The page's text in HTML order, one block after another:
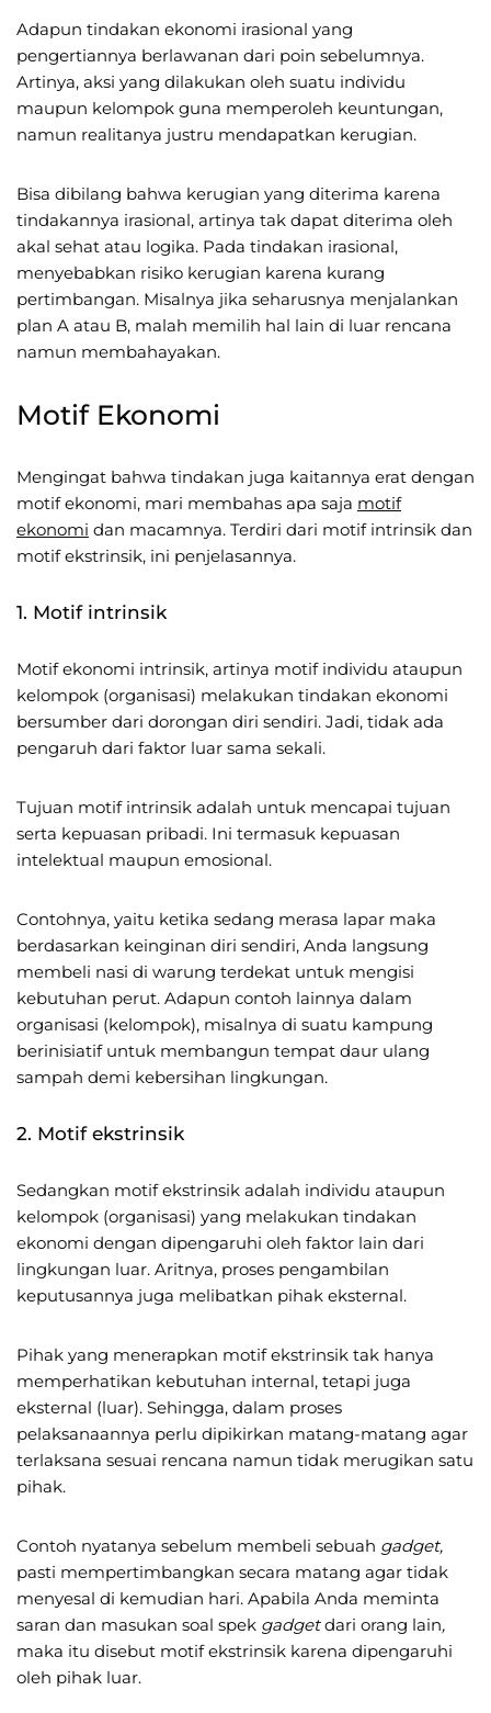
Adapun tindakan ekonomi irasional yang
pengertiannya berlawanan dari poin sebelumnya.
Artinya, aksi yang dilakukan oleh suatu individu
maupun kelompok guna memperoleh keuntungan,
namun realitanya justru mendapatkan kerugian.
Bisa dibilang bahwa kerugian yang diterima karena
tindakannya irasional, artinya tak dapat diterima oleh
akal sehat atau logika. Pada tindakan irasional,
menyebabkan risiko kerugian karena kurang
pertimbangan. Misalnya jika seharusnya menjalankan
plan A atau B, malah memilih hal lain di luar rencana
namun membahayakan.
Motif Ekonomi
Mengingat bahwa tindakan juga kaitannya erat dengan
motif ekonomi, mari membahas apa saja motif
ekonomi dan macamnya. Terdiri dari motif intrinsik dan
motif ekstrinsik, ini penjelasannya.
1. Motif intrinsik
Motif ekonomi intrinsik, artinya motif individu ataupun
kelompok (organisasi) melakukan tindakan ekonomi
bersumber dari dorongan diri sendiri. Jadi, tidak ada
pengaruh dari faktor luar sama sekali.
Tujuan motif intrinsik adalah untuk mencapai tujuan
serta kepuasan pribadi. Ini termasuk kepuasan
intelektual maupun emosional.
Contohnya, yaitu ketika sedang merasa lapar maka
berdasarkan keinginan diri sendiri, Anda langsung
membeli nasi di warung terdekat untuk mengisi
kebutuhan perut. Adapun contoh lainnya dalam
organisasi (kelompok), misalnya di suatu kampung
berinisiatif untuk membangun tempat daur ulang
sampah demi kebersihan lingkungan.
2. Motif ekstrinsik
Sedangkan motif ekstrinsik adalah individu ataupun
kelompok (organisasi) yang melakukan tindakan
ekonomi dengan dipengaruhi oleh faktor lain dari
lingkungan luar. Aritnya, proses pengambilan
keputusannya juga melibatkan pihak eksternal.
Pihak yang menerapkan motif ekstrinsik tak hanya
memperhatikan kebutuhan internal, tetapi juga
eksternal (luar). Sehingga, dalam proses
pelaksanaannya perlu dipikirkan matang-matang agar
terlaksana sesuai rencana namun tidak merugikan satu
pihak.
Contoh nyatanya sebelum membeli sebuah gadget,
pasti mempertimbangkan secara matang agar tidak
menyesal di kemudian hari. Apabila Anda meminta
saran dan masukan soal spek gadgetdari orang lain,
maka itu disebut motif ekstrinsik karena dipengaruhi
oleh pihak luar.